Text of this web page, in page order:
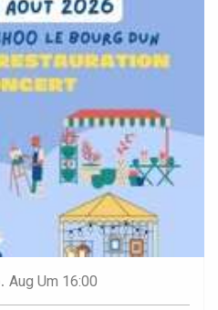
Aug Um 16:00